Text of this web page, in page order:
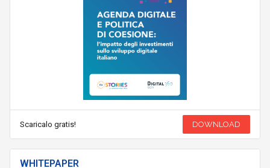
Scaricalo gratis! DOWNLOAD
WHITEPAPER